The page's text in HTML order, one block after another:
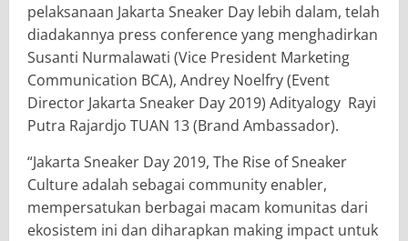
pelaksanaan Jakarta Sneaker Day lebih dalam, telah
diadakannya press conference yang menghadirkan
Susanti Nurmalawati (Vice President Marketing
Communication BCA), Andrey Noelfry (Event
Director Jakarta Sneaker Day 2019) Adityalogy Rayi
Putra Rajardjo TUAN 13 (Brand Ambassador).
“Jakarta Sneaker Day 2019, The Rise of Sneaker
Culture adalah sebagai community enabler,
mempersatukan berbagai macam komunitas dari
ekosistem ini dan diharapkan making impact untuk